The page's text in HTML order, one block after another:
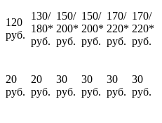
120
руб.
130/
180*
руб.
150/
200*
руб.
150/
200*
руб.
170/
220*
руб.
170/
220*
руб.
20
руб.
20
руб.
30
руб.
30
руб.
30
руб.
30
руб.